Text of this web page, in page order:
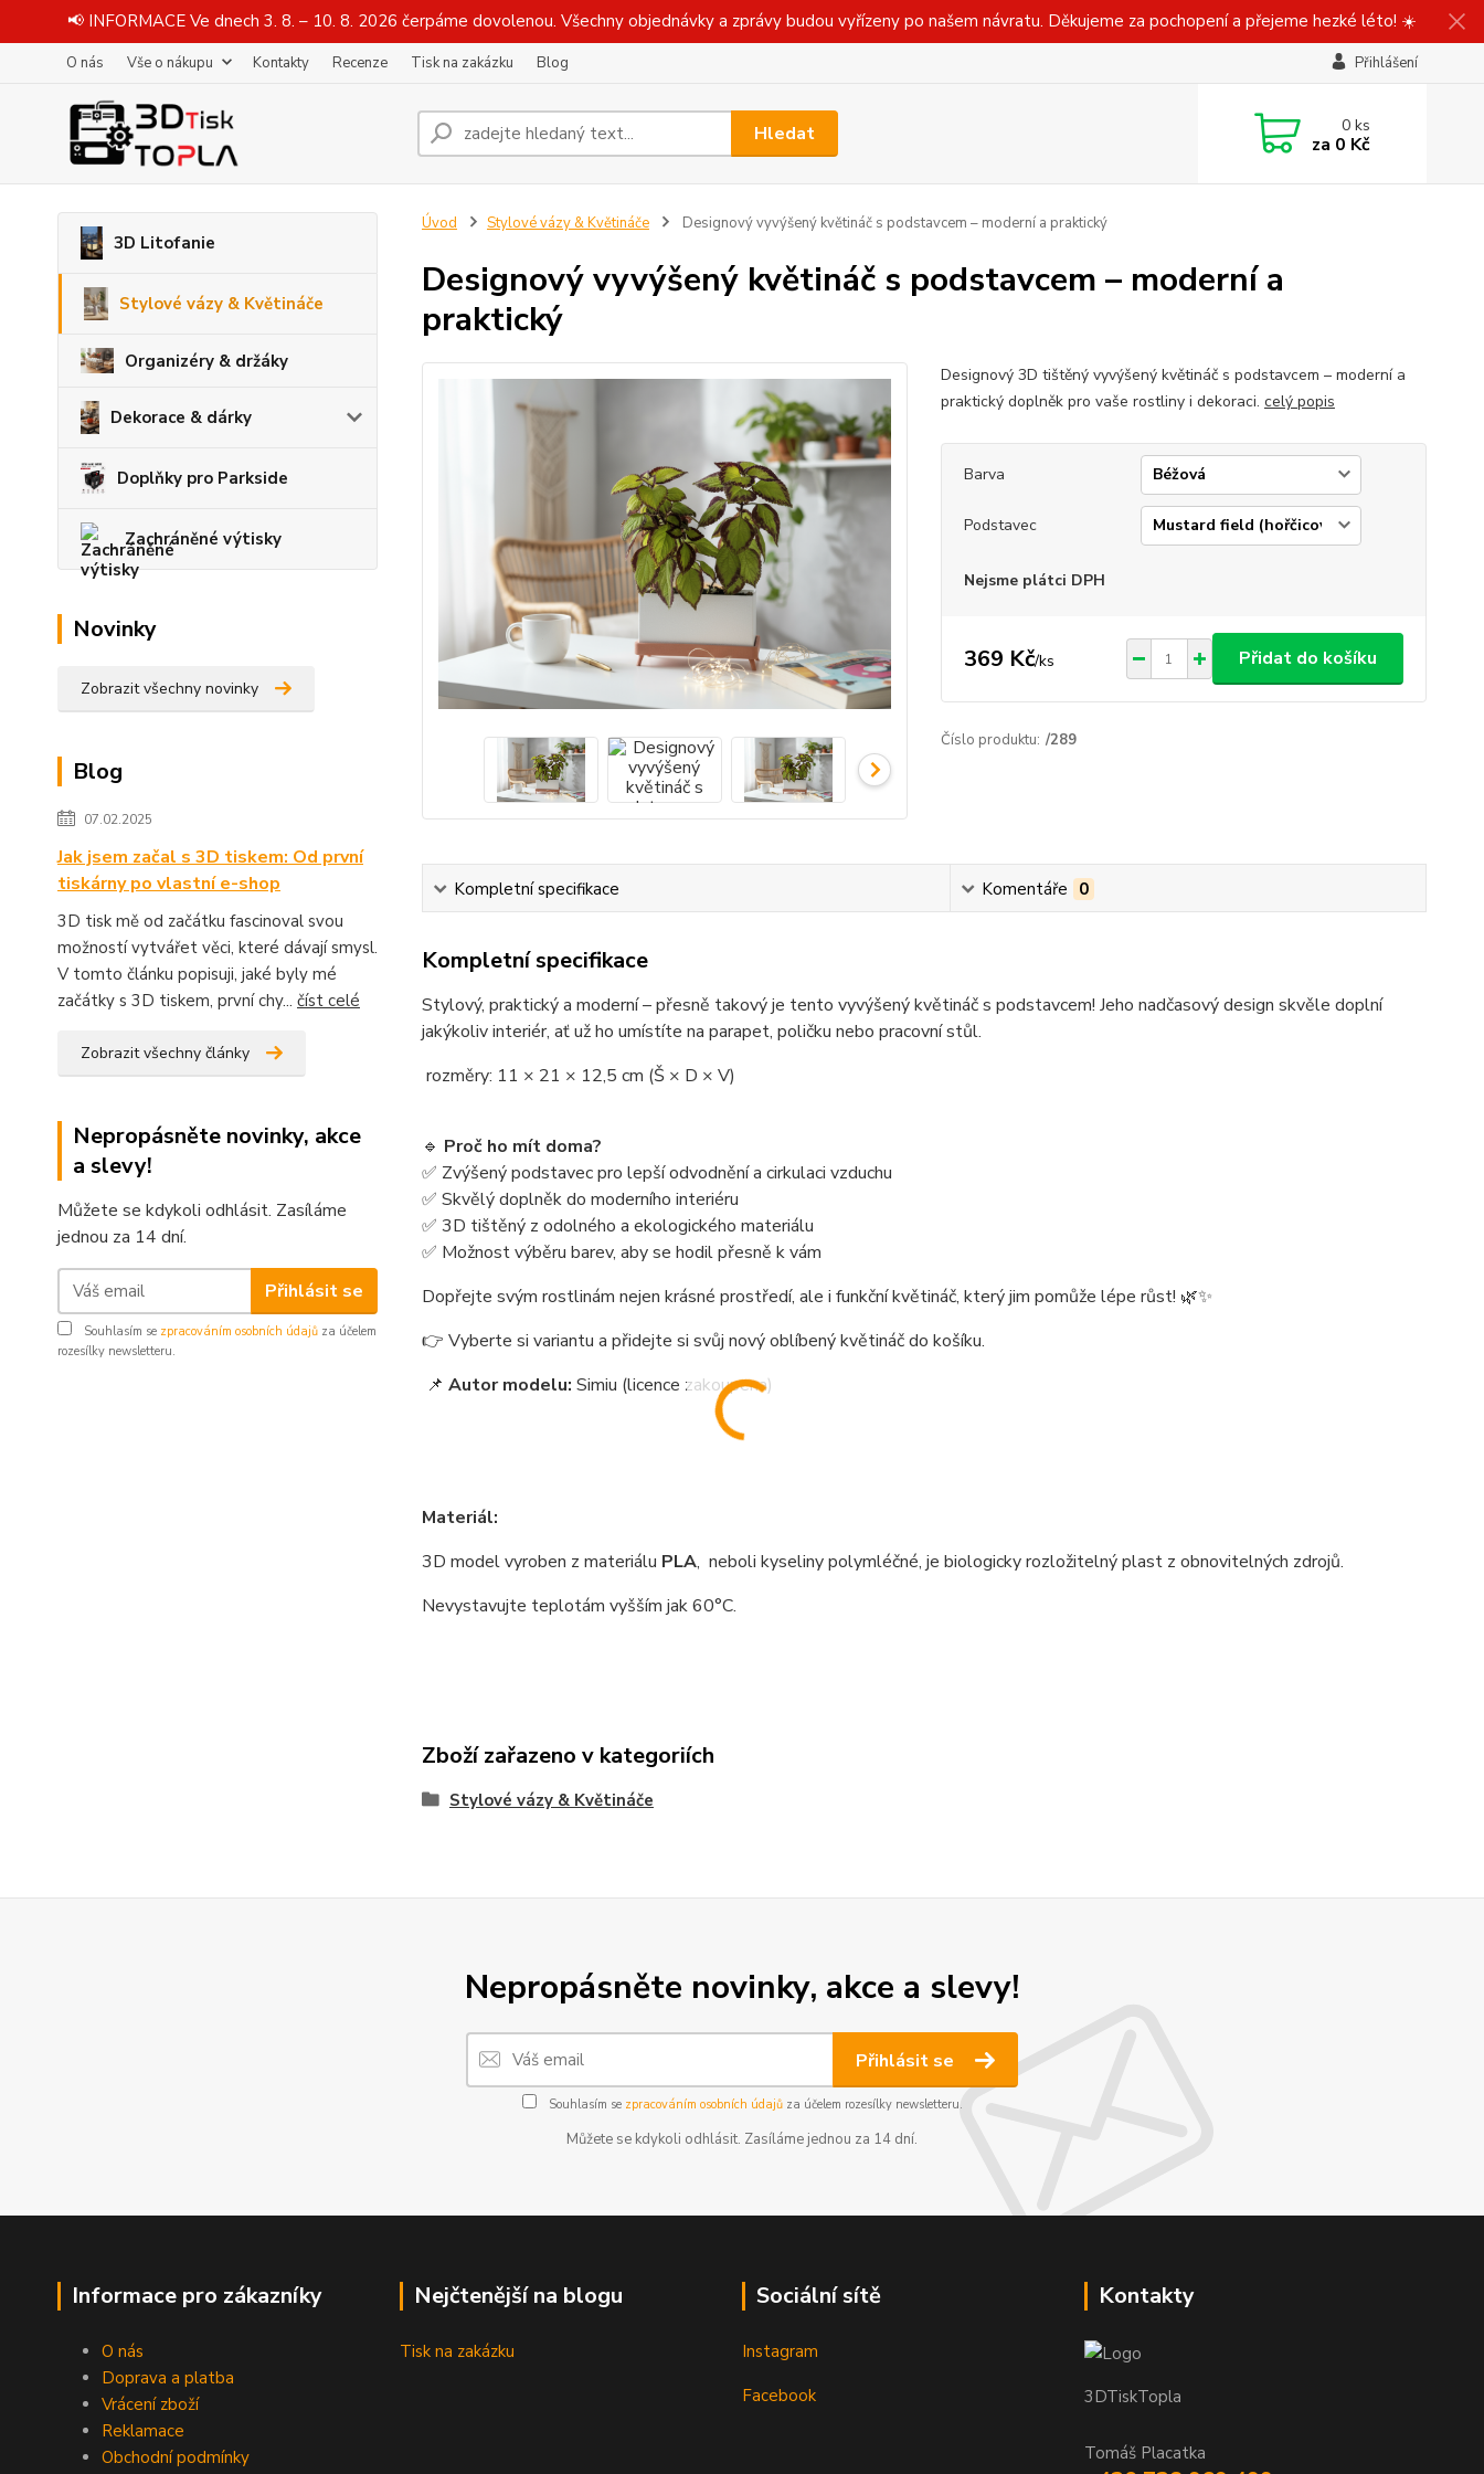
📢 INFORMACE Ve dnech 3. 8. – 10. 8. 2026 čerpáme dovolenou. Všechny objednávky a zprávy budou vyřízeny po našem návratu. Děkujeme za pochopení a přejeme hezké léto! ☀️
O nás Vše o nákupu Kontakty Recenze Tisk na zakázku Blog Přihlášení
Hledat 0ks
za 0 Kč
3D Litofanie
Stylové vázy & Květináče
Organizéry & držáky
Dekorace & dárky
Doplňky pro Parkside
Zachráněné výtisky
Novinky
Zobrazit všechny novinky
Blog
07.02.2025
Jak jsem začal s 3D tiskem: Od první
tiskárny po vlastní e-shop
3D tisk mě od začátku fascinoval svou
možností vytvářet věci, které dávají smysl.
V tomto článku popisuji, jaké byly mé
začátky s 3D tiskem, první chy... číst celé
Zobrazit všechny články
Nepropásněte novinky, akce
a slevy!
Můžete se kdykoli odhlásit. Zasíláme
jednou za 14 dní.
Přihlásit se
Souhlasím se zpracováním osobních údajů za účelem
rozesílky newsletteru.
Úvod Stylové vázy & Květináče Designový vyvýšený květináč s podstavcem – moderní a praktický
Designový vyvýšený květináč s podstavcem – moderní a
praktický
Designový 3D tištěný vyvýšený květináč s podstavcem – moderní a
praktický doplněk pro vaše rostliny i dekoraci. celý popis
Barva
Podstavec
Nejsme plátci DPH
369 Kč/ks Přidat do košíku
Číslo produktu: /289
Kompletní specifikace Komentáře 0
Kompletní specifikace
Stylový, praktický a moderní – přesně takový je tento vyvýšený květináč s podstavcem! Jeho nadčasový design skvěle doplní
jakýkoliv interiér, ať už ho umístíte na parapet, poličku nebo pracovní stůl.
rozměry: 11 × 21 × 12,5 cm (Š × D × V)
🔹 Proč ho mít doma?
✅ Zvýšený podstavec pro lepší odvodnění a cirkulaci vzduchu
✅ Skvělý doplněk do moderního interiéru
✅ 3D tištěný z odolného a ekologického materiálu
✅ Možnost výběru barev, aby se hodil přesně k vám
Dopřejte svým rostlinám nejen krásné prostředí, ale i funkční květináč, který jim pomůže lépe růst! 🌿✨
👉 Vyberte si variantu a přidejte si svůj nový oblíbený květináč do košíku.
📌 Autor modelu: Simiu (licence zakoupena)
Materiál:
3D model vyroben z materiálu PLA, neboli kyseliny polymléčné, je biologicky rozložitelný plast z obnovitelných zdrojů.
Nevystavujte teplotám vyšším jak 60°C.
Zboží zařazeno v kategoriích
Stylové vázy & Květináče
Nepropásněte novinky, akce a slevy!
Přihlásit se
Souhlasím se zpracováním osobních údajůza účelem rozesílky newsletteru.
Můžete se kdykoli odhlásit. Zasíláme jednou za 14 dní.
Informace pro zákazníky
O nás
Doprava a platba
Vrácení zboží
Reklamace
Obchodní podmínky
Nejčtenější na blogu
Tisk na zakázku
Sociální sítě
Instagram
Facebook
Kontakty
3DTiskTopla
Tomáš Placatka